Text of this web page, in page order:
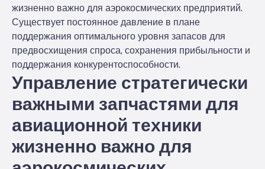
жизненно важно для аэрокосмических предприятий.
Существует постоянное давление в плане
поддержания оптимального уровня запасов для
предвосхищения спроса, сохранения прибыльности и
поддержания конкурентоспособности.
Управление стратегически
важными запчастями для
авиационной техники
жизненно важно для